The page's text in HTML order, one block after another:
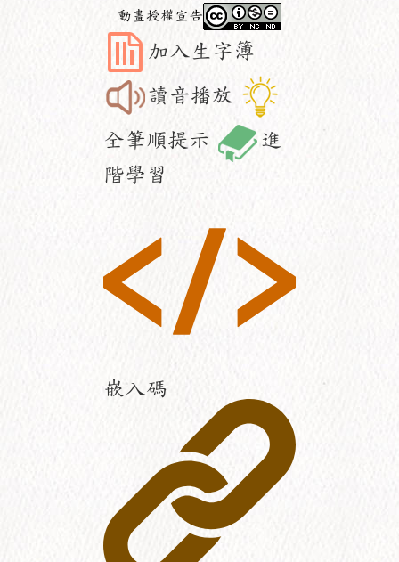
動畫授權宣告
加入生字簿
讀音播放
全筆順提示
進
階學習
嵌入碼